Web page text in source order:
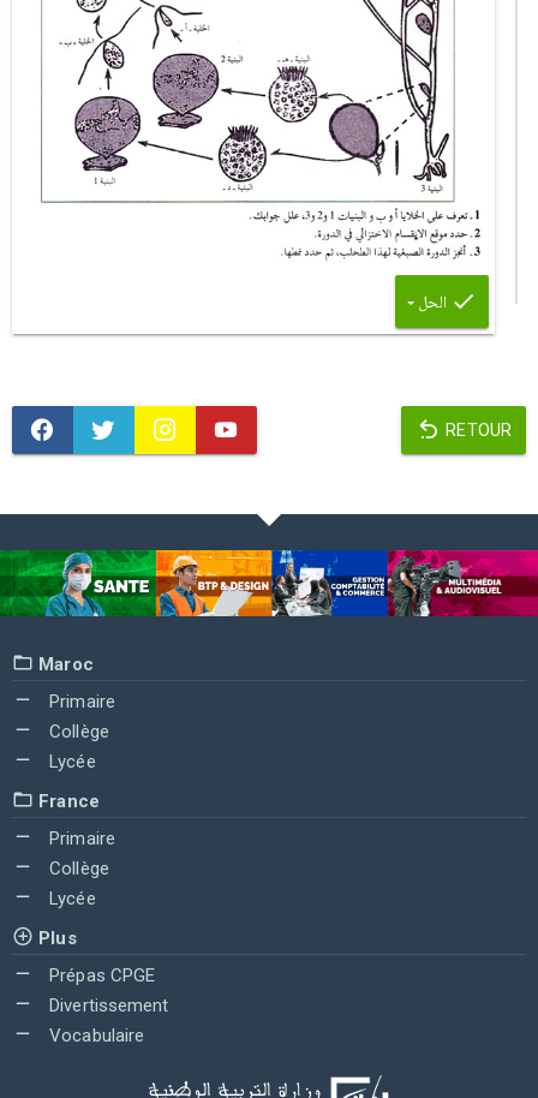
الحل
RETOUR
Maroc
Primaire
Collège
Lycée
France
Primaire
Collège
Lycée
Plus
Prépas CPGE
Divertissement
Vocabulaire